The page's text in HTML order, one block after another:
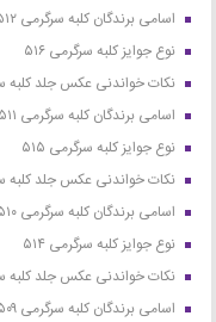
اسامی برندگان کلبه سرگرمی ۵۱۲
نوع جوایز کلبه سرگرمی ۵۱۶
نکات خواندنی عکس جلد کلبه
اسامی برندگان کلبه سرگرمی ۵۱۱
نوع جوایز کلبه سرگرمی ۵۱۵
نکات خواندنی عکس جلد کلبه
اسامی برندگان کلبه سرگرمی ۵۱۰
نوع جوایز کلبه سرگرمی ۵۱۴
نکات خواندنی عکس جلد کلبه
اسامی برندگان کلبه سرگرمی ۵۰۹